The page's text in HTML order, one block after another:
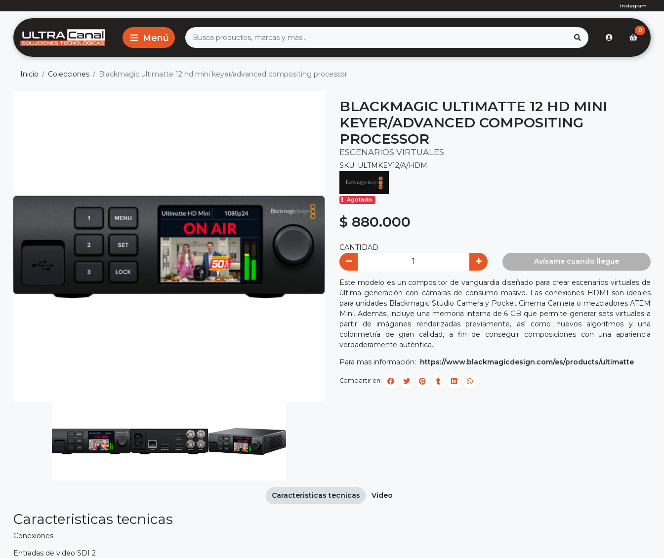
Instagram
0
Inicio Colecciones Blackmagic ultimatte 12 hd mini keyer/advanced compositing processor
BLACKMAGIC ULTIMATTE 12 HD MINI
KEYER/ADVANCED COMPOSITING
PROCESSOR
ESCENARIOS VIRTUALES
SKU: ULTMKEY12/A/HDM
Agotado.
$ 880.000
CANTIDAD
Avísame cuando llegue
Este modelo es un compositor de vanguardia diseñado para crear escenarios virtuales de
última generación con cámaras de consumo masivo. Las conexiones HDMI son ideales
para unidades Blackmagic Studio Camera y Pocket Cinema Camera o mezcladores ATEM
Mini. Además, incluye una memoria interna de 6 GB que permite generar sets virtuales a
partir de imágenes renderizadas previamente, así como nuevos algoritmos y una
colorimetría de gran calidad, a fin de conseguir composiciones con una apariencia
verdaderamente auténtica.
Para mas información: https://www.blackmagicdesign.com/es/products/ultimatte
Compartir en:
Caracteristicas tecnicas
Conexiones
Entradas de video SDI 2
Caracteristicas tecnicas Video